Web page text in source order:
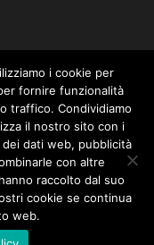
i cookie per
fornire funzionalità
traffico. Condividiamo
il nostro sito con i
dati web, pubblicità
con altre
raccolto dal suo
cookie se continua
web.